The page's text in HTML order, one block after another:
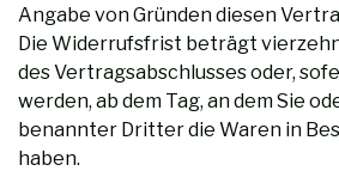
Angabe von Gründen diesen
Die Widerrufsfrist beträgt
des Vertragsabschlusses oder,
werden, ab dem Tag, an dem Sie
benannter Dritter die Waren in
haben.